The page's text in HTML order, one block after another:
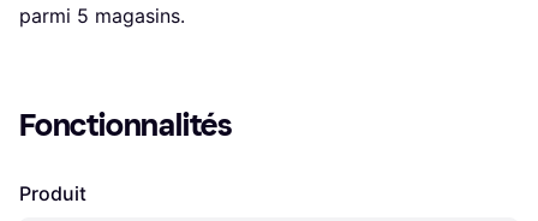
parmi 5 magasins.
Fonctionnalités
Produit